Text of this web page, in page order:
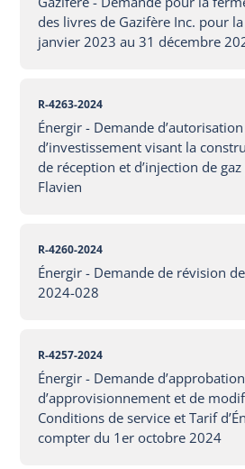
des livres de Gazifère Inc. pour
janvier 2023 au 31 décembre
R-4263-2024
Énergir - Demande
d’investissement visant la
de réception et d’injection de
Flavien
R-4260-2024
Énergir - Demande de révision
2024-028
R-4257-2024
Énergir - Demande
d’approvisionnement et de
Conditions de service et Tarif
compter du 1er octobre 2024